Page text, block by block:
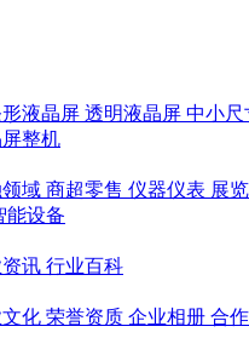
液晶屏 透明液晶屏 中小尺
整机
域 商超零售 仪器仪表 展
能设备
讯 行业百科
化 荣誉资质 企业相册 合